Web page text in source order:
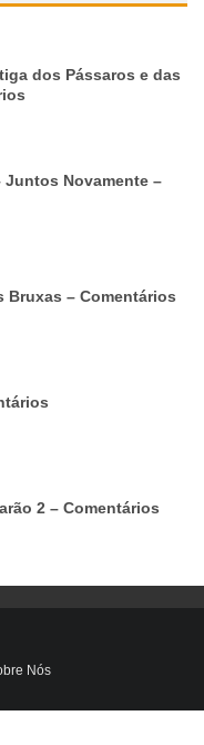
dos Pássaros e das
Juntos Novamente –
Bruxas – Comentários
2 – Comentários
Nós